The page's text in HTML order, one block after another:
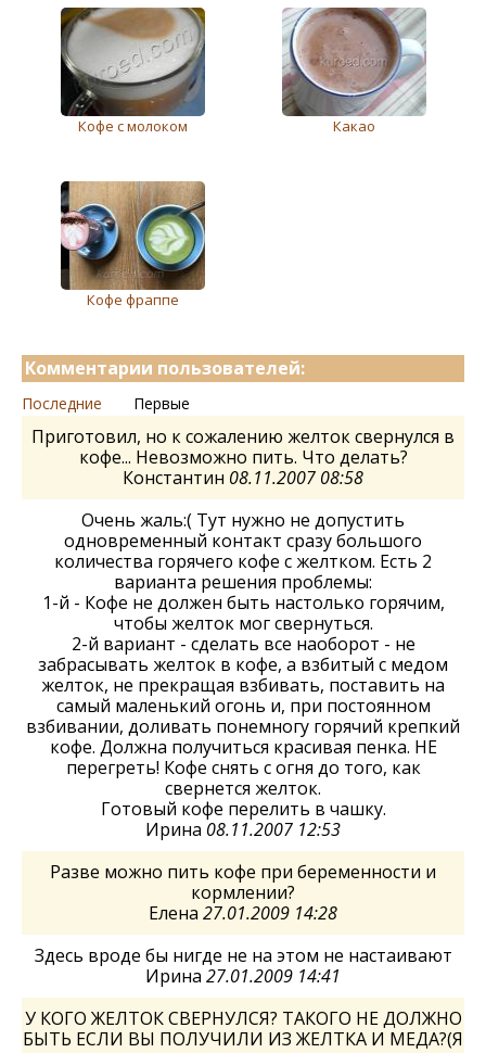
Кофe с молоком Какао
Кофе фраппе
Комментарии пользователей:
Последние Первые
Приготовил, но к сожалению желток свернулся в
кофе... Невозможно пить. Что делать?
Константин 08.11.2007 08:58
Очень жаль:( Тут нужно не допустить
одновременный контакт сразу большого
количества горячего кофе с желтком. Есть 2
варианта решения проблемы:
1-й - Кофе не должен быть настолько горячим,
чтобы желток мог свернуться.
2-й вариант - сделать все наоборот - не
забрасывать желток в кофе, а взбитый с медом
желток, не прекращая взбивать, поставить на
самый маленький огонь и, при постоянном
взбивании, доливать понемногу горячий крепкий
кофе. Должна получиться красивая пенка. НЕ
перегреть! Кофе снять с огня до того, как
свернется желток.
Готовый кофе перелить в чашку.
Ирина 08.11.2007 12:53
Разве можно пить кофе при беременности и
кормлении?
Елена 27.01.2009 14:28
Здесь вроде бы нигде не на этом не настаивают
Ирина 27.01.2009 14:41
У КОГО ЖЕЛТОК СВЕРНУЛСЯ? ТАКОГО НЕ ДОЛЖНО
БЫТЬ ЕСЛИ ВЫ ПОЛУЧИЛИ ИЗ ЖЕЛТКА И МЕДА?(Я